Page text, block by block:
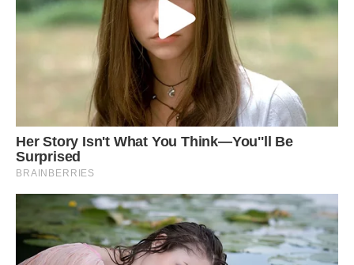
Коли я пишу ці слова, я знову переживаю ті моменти. Це
не просто історія про гроші, це історія про вибір. Про вибір
між своїм майбутнім і чужим комфортом. Я обрав своє
майбутнє, і я не жалію про це ні на мить.
Можливо, коли-небудь Андрій зрозуміє, що я не був
ворогом. Можливо, він теж досягне своїх цілей і побачить,
що успіх не приходить сам по собі. А до того часу я буду
йти своїм шляхом.
завжди розуміємо один одного, але це життя. Ми вчимося
на помилках і намагаємося не повторювати їх. Це і є наше
дорослішання.